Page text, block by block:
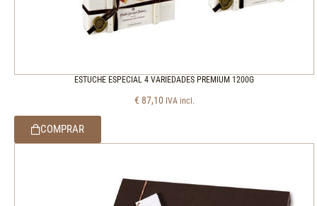
ESTUCHE ESPECIAL 4 VARIEDADES PREMIUM 1200G
€ 87,10 IVA incl.
COMPRAR